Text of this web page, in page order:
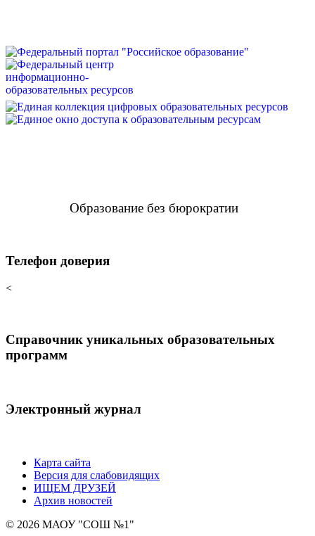
Образование без бюрократии
Телефон доверия
<
Справочник уникальных образовательных
программ
Электронный журнал
Карта сайта
Версия для слабовидящих
ИЩЕМ ДРУЗЕЙ
Архив новостей
© 2026 МАОУ "СОШ №1"